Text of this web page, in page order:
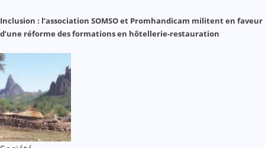
Inclusion : l’association SOMSO et Promhandicam militent en faveur
d’une réforme des formations en hôtellerie-restauration